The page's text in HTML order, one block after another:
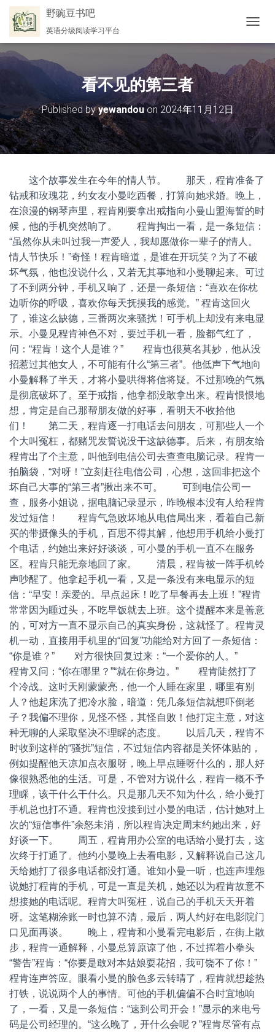
野豌豆书吧
英语分级阅读学习平台
换
航
看不见的第三者
Published byyewandouon 2024年11月12日
这个故事发生在今年的情人节。 那天，程肯准备了
钻戒和玫瑰花，约女友小曼吃西餐，打算向她求婚。晚上，
在浪漫的钢琴声里，程肯刚要拿出戒指向小曼山盟海誓的时
候，他的手机突然响了。 程肯掏出一看，是一条短信：
“虽然你从未叫过我一声爱人，我却愿做你一辈子的情人。
情人节快乐！”奇怪！程肯暗道，是谁在开玩笑？为了不破
坏气氛，他也没说什么，又若无其事地和小曼聊起来。可过
了不到两分钟，手机又响了，还是一条短信：“喜欢在你枕
边听你的呼吸，喜欢你每天抚摸我的感觉。” 程肯这回火
了，谁这么缺德，三番两次来骚扰！可手机上却没有来电显
示。小曼见程肯神色不对，要过手机一看，脸都气红了，
问：“程肯！这个人是谁？” 程肯也很莫名其妙，他从没
招惹过其他女人，不可能有什么“第三者”。他低声下气地向
小曼解释了半天，才将小曼哄得将信将疑。不过那晚的气氛
是彻底破坏了。至于戒指，他拿都没敢拿出来。程肯恨恨地
想，肯定是自己那帮朋友做的好事，看明天不收拾他
们！ 第二天，程肯逐一打电话去问朋友，可那些人一个
个大叫冤枉，都赌咒发誓说没干这缺德事。后来，有朋友给
程肯出了个主意，叫他到电信公司去查查电脑记录。程肯一
拍脑袋，“对呀！”立刻赶往电信公司，心想，这回非把这个
坏自己大事的“第三者”揪出来不可。 可到电信公司一
查，服务小姐说，据电脑记录显示，昨晚根本没有人给程肯
发过短信！ 程肯气急败坏地从电信局出来，看着自己新
买的带摄像头的手机，百思不得其解，他想用手机给小曼打
个电话，约她出来好好谈谈，可小曼的手机一直不在服务
区。程肯只能无奈地回了家。 清晨，程肯被一阵手机铃
声吵醒了。他拿起手机一看，又是一条没有来电显示的短
信：“早安！亲爱的。早点起床！吃了早餐再去上班！”程肯
常常因为睡过头，不吃早饭就去上班。这个提醒本来是善意
的，可对方一直不显示自己的真实身份，这就怪了。程肯灵
机一动，直接用手机里的“回复”功能给对方回了一条短信：
“你是谁？” 对方很快回复过来：“一个爱你的人。”
程肯又问：“你在哪里？”“就在你身边。” 程肯陡然打了
个冷战。这时天刚蒙蒙亮，他一个人睡在家里，哪里有别
人？他起床洗了把冷水脸，暗道：凭几条短信就想吓倒老
子？我偏不理你，见怪不怪，其怪自败！他打定主意，对这
种无聊的人采取坚决不理睬的态度。 以后几天，程肯不
时收到这样的“骚扰”短信，不过短信内容都是关怀体贴的，
例如提醒他天凉加点衣服呀，晚上早点睡呀什么的，那人好
像很熟悉他的生活。可是，不管对方说什么，程肯一概不予
理睬，该干什么干什么。只是那几天不知为什么，给小曼打
手机总也打不通。程肯也没接到过小曼的电话，估计她对上
次的“短信事件”余怒未消，所以程肯决定周末约她出来，好
好谈一下。 周五，程肯用办公室的电话给小曼打去，这
次终于打通了。他约小曼晚上去看电影，又解释说自己这几
天给她打了很多电话都没打通。谁知小曼一听，也连声埋怨
说她打程肯的手机，可是一直是关机，她还以为程肯故意不
想接她的电话呢。程肯大叫冤枉，说自己的手机天天开着
呀。这笔糊涂账一时也算不清，最后，两人约好在电影院门
口见面再谈。 晚上，程肯和小曼看完电影后，在街上散
步，程肯一通解释，小曼总算原谅了他，不过挥着小拳头
“警告”程肯：“你要是敢对本姑娘耍花招，我可饶不了你！”
程肯连声答应。眼看小曼的脸色多云转晴了，程肯就想趁热
打铁，说说两个人的事情。可他的手机偏偏不合时宜地响
了，一看，又是一条短信：“速到公司开会！”显示的来电号
码是公司经理的。“这么晚了，开什么会呢？”程肯尽管有点